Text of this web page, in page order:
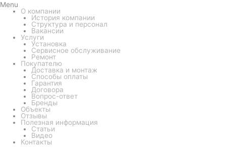
Menu
О компании
История компании
Структура и персонал
Вакансии
Услуги
Установка
Сервисное обслуживание
Ремонт
Покупателю
Доставка и монтаж
Способы оплаты
Гарантия
Договора
Вопрос-ответ
Бренды
Объекты
Отзывы
Полезная информация
Статьи
Видео
Контакты